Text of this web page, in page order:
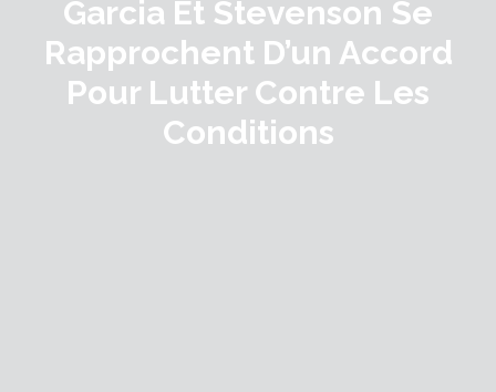
Garcia Et Stevenson Se
Rapprochent D’un Accord
Pour Lutter Contre Les
Conditions